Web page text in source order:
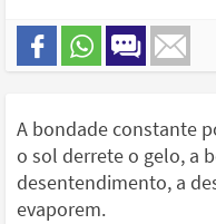
A bondade constante
o sol derrete o gelo, a
desentendimento, a
evaporem.